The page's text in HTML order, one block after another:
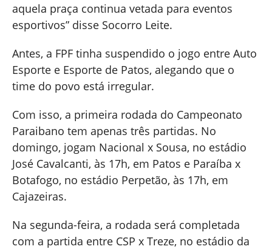
aquela praça continua vetada para eventos
esportivos” disse Socorro Leite.
Antes, a FPF tinha suspendido o jogo entre Auto
Esporte e Esporte de Patos, alegando que o
time do povo está irregular.
Com isso, a primeira rodada do Campeonato
Paraibano tem apenas três partidas. No
domingo, jogam Nacional x Sousa, no estádio
José Cavalcanti, às 17h, em Patos e Paraíba x
Botafogo, no estádio Perpetão, às 17h, em
Cajazeiras.
Na segunda-feira, a rodada será completada
com a partida entre CSP x Treze, no estádio da